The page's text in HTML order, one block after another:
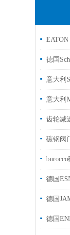
EATON
意大利
齿轮减